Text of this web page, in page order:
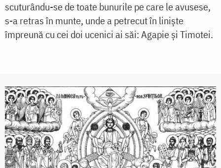
scuturându-se de toate bunurile pe care le avusese,
s-a retras în munte, unde a petrecut în linişte
împreună cu cei doi ucenici ai săi: Agapie şi Timotei.